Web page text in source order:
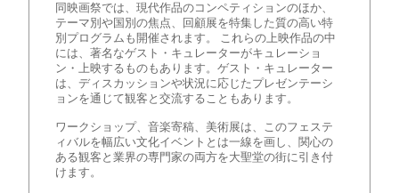
同映画祭では、現代作品のコンペティションのほか、
テーマ別や国別の焦点、回顧展を特集した質の高い特
別プログラムも開催されます。 これらの上映作品の中
には、著名なゲスト・キュレーターがキュレーショ
ン・上映するものもあります。ゲスト・キュレーター
は、ディスカッションや状況に応じたプレゼンテーシ
ョンを通じて観客と交流することもあります。
ワークショップ、音楽寄稿、美術展は、このフェステ
ィバルを幅広い文化イベントとは一線を画し、関心の
ある観客と業界の専門家の両方を大聖堂の街に引き付
けます。